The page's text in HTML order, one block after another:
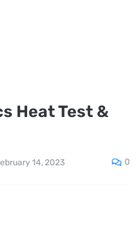
Heat Test &
14, 2023 0